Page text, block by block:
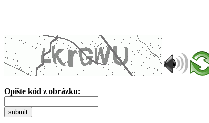
Opište kód z obrázku:
submit